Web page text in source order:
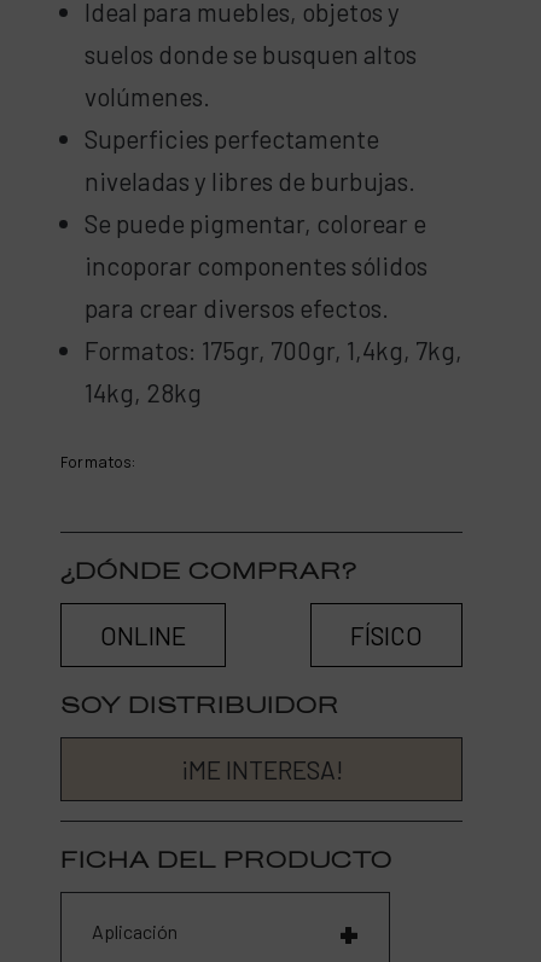
Ideal para muebles, objetos y
suelos donde se busquen altos
volúmenes.
Superficies perfectamente
niveladas y libres de burbujas.
Se puede pigmentar, colorear e
incoporar componentes sólidos
para crear diversos efectos.
Formatos: 175gr, 700gr, 1,4kg, 7kg,
14kg, 28kg
Formatos:
¿DÓNDE COMPRAR?
ONLINE FÍSICO
SOY DISTRIBUIDOR
¡ME INTERESA!
FICHA DEL PRODUCTO
Aplicación